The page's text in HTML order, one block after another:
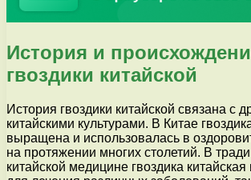
История и
гвоздики китайской
История гвоздики китайской связана с
китайскими культурами. В Китае
выращена и использовалась в
на протяжении многих столетий. В
китайской медицине гвоздика